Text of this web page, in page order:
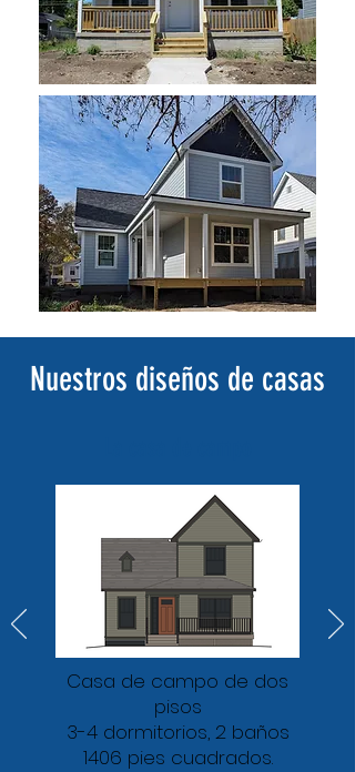
Nuestros diseños de casas
Casa de campo de dos
pisos
3-4 dormitorios, 2 baños
1406 pies cuadrados.